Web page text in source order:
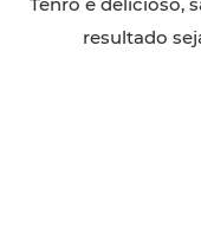
resultado